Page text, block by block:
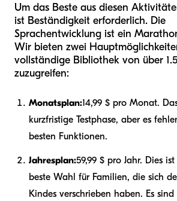
Um das Beste aus diesen
ist Beständigkeit erforderlich. Die
Sprachentwicklung ist ein
Wir bieten zwei
vollständige Bibliothek von über
zuzugreifen:
Monatsplan:14,99 $ pro Monat.
kurzfristige Testphase, aber es
besten Funktionen.
Jahresplan:59,99 $ pro Jahr. Dies
beste Wahl für Familien, die sich
Kindes verschrieben haben. Es sind